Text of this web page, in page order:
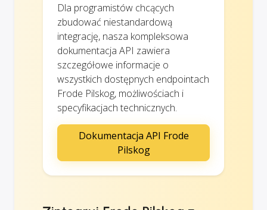
Dla programistów chcących
zbudować niestandardową
integrację, nasza kompleksowa
dokumentacja API zawiera
szczegółowe informacje o
wszystkich dostępnych endpointach
Frode Pilskog, możliwościach i
specyfikacjach technicznych.
Dokumentacja API Frode
Pilskog